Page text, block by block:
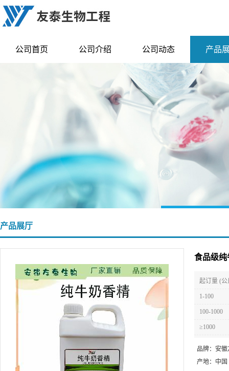
公司首页 公司介绍 公司动态 产品
产品展厅
食品级纯
起订量 (公
1-100
100-1000
≥1000
品牌： 安徽
产地： 中国